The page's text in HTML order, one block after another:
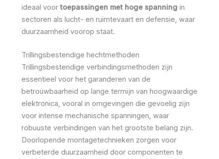
ideaal voor toepassingen met hoge spanning in
sectoren als lucht- en ruimtevaart en defensie, waar
duurzaamheid voorop staat.
Trillingsbestendige hechtmethoden
Trillingsbestendige verbindingsmethoden zijn
essentieel voor het garanderen van de
betrouwbaarheid op lange termijn van hoogwaardige
elektronica, vooral in omgevingen die gevoelig zijn
voor intense mechanische spanningen, waar
robuuste verbindingen van het grootste belang zijn.
Doorlopende montagetechnieken zorgen voor
verbeterde duurzaamheid door componenten te